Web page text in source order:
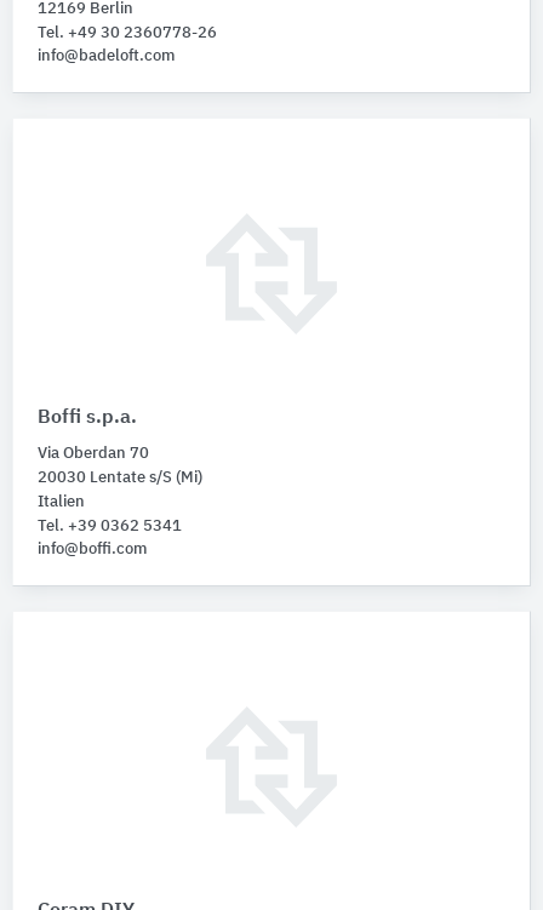
12169 Berlin
Tel. +49 30 2360778-26
info@badeloft.com
Boffi s.p.a.
Via Oberdan 70
20030 Lentate s/S (Mi)
Italien
Tel. +39 0362 5341
info@boffi.com